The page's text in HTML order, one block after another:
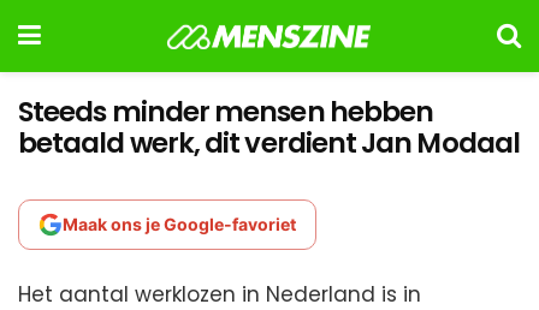
Steeds minder mensen hebben
betaald werk, dit verdient Jan Modaal
Maak ons je Google-favoriet
Het aantal werklozen in Nederland is in